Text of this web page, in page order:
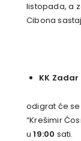
listopada, a
Cibona
KK Zadar
odigrat će se
“Krešimir
u19:00 sati.